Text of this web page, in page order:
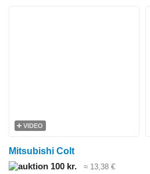
VIDEO
Mitsubishi Colt
100 kr.
≈ 13,38 €